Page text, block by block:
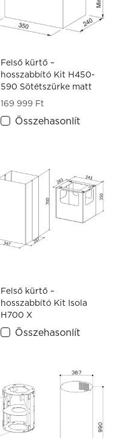
Felső kürtő –
hosszabbító Kit H450-
590 Sötétszürke matt
169 999 Ft
Összehasonlít
Felső kürtő –
hosszabbító Kit Isola
H700 X
Összehasonlít